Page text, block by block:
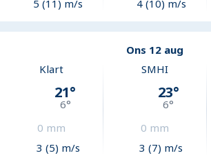
5 (11) m/s
4 (10) m/s
Ons 12 aug
Klart
21°
6°
0 mm
3 (5) m/s
SMHI
23°
6°
0 mm
3 (7) m/s